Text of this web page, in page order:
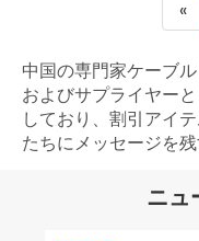
«
中国の専門家ケーブ
およびサプライヤー
しており、割引アイ
たちにメッセージを
ニュ